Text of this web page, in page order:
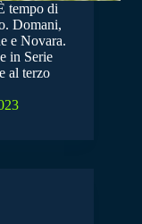
tempo di
Domani,
e Novara.
in Serie
al terzo